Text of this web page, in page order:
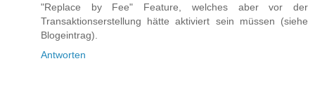
"Replace by Fee" Feature, welches aber vor der
Transaktionserstellung hätte aktiviert sein müssen (siehe
Blogeintrag).
Antworten